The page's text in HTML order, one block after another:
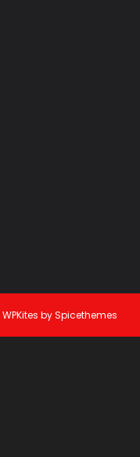
WPKites bySpicethemes